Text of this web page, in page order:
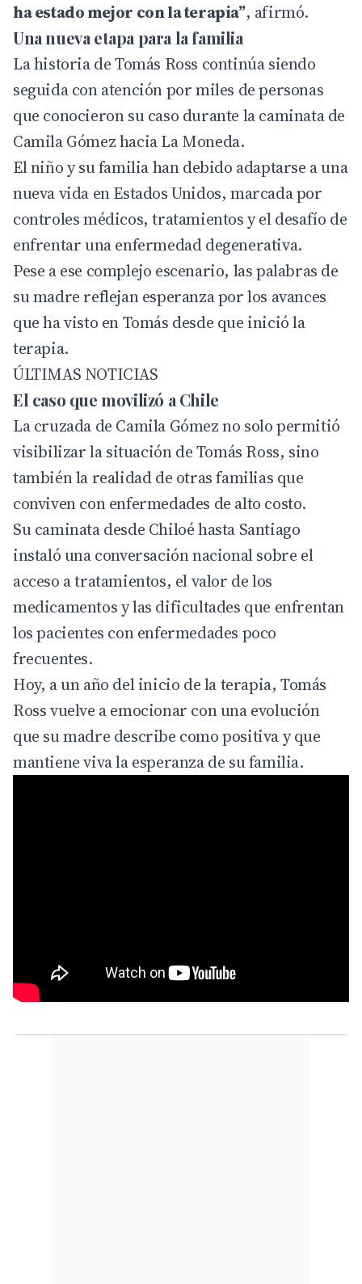
ha estado mejor con la terapia”, afirmó.
Una nueva etapa para la familia
La historia de Tomás Ross continúa siendo
seguida con atención por miles de personas
que conocieron su caso durante la caminata de
Camila Gómez hacia La Moneda.
El niño y su familia han debido adaptarse a una
nueva vida en Estados Unidos, marcada por
controles médicos, tratamientos y el desafío de
enfrentar una enfermedad degenerativa.
Pese a ese complejo escenario, las palabras de
su madre reflejan esperanza por los avances
que ha visto en Tomás desde que inició la
terapia.
ÚLTIMAS NOTICIAS
El caso que movilizó a Chile
La cruzada de Camila Gómez no solo permitió
visibilizar la situación de Tomás Ross, sino
también la realidad de otras familias que
conviven con enfermedades de alto costo.
Su caminata desde Chiloé hasta Santiago
instaló una conversación nacional sobre el
acceso a tratamientos, el valor de los
medicamentos y las dificultades que enfrentan
los pacientes con enfermedades poco
frecuentes.
Hoy, a un año del inicio de la terapia, Tomás
Ross vuelve a emocionar con una evolución
que su madre describe como positiva y que
mantiene viva la esperanza de su familia.